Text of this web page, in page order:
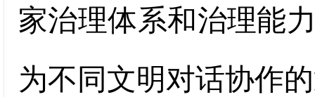
家治理体系和治理能
为不同文明对话协作